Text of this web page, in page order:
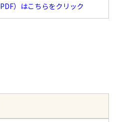
）はこちらをクリック